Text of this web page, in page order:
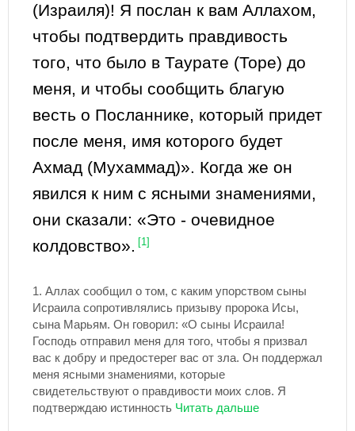
(Израиля)! Я послан к вам Аллахом,
чтобы подтвердить правдивость
того, что было в Таурате (Торе) до
меня, и чтобы сообщить благую
весть о Посланнике, который придет
после меня, имя которого будет
Ахмад (Мухаммад)». Когда же он
явился к ним с ясными знамениями,
они сказали: «Это - очевидное
колдовство».
[1]
1. Аллах сообщил о том, с каким упорством сыны
Исраила сопротивлялись призыву пророка Исы,
сына Марьям. Он говорил: «О сыны Исраила!
Господь отправил меня для того, чтобы я призвал
вас к добру и предостерег вас от зла. Он поддержал
меня ясными знамениями, которые
свидетельствуют о правдивости моих слов. Я
подтверждаю истинность